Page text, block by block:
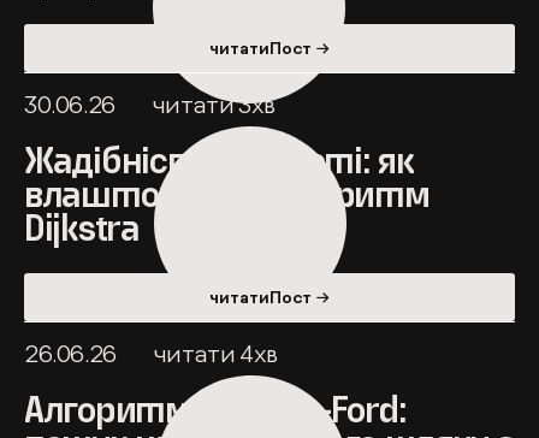
читатиПост →
30.06.26 читати3хв
Жадібність в роботі: як
влаштований алгоритм
Dijkstra
читатиПост →
26.06.26 читати 4хв
Алгоритм Bellman-Ford: